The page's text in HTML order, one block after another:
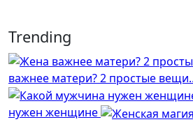
содержимому
Trending
важнее матери? 2 простые
нужен женщине